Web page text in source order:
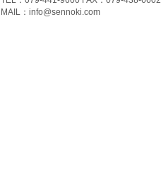
MAIL： info@sennoki.com